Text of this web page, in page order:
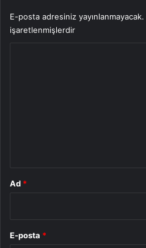
E-posta adresiniz yayınlanmayacak.
işaretlenmişlerdir
Ad *
E-posta *